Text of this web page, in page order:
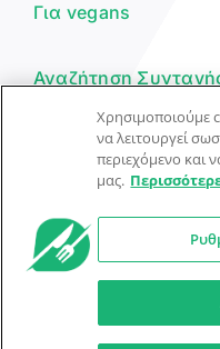
Για vegans
Αναζήτηση
Υποβολή Συνταγής
Φόρμα
© Dorpon • Μηχανή
Προστασία
Ο βοηθός μπορεί να
Χρησιμοποιούμε
να λειτουργεί
περιεχόμενο και
μας.